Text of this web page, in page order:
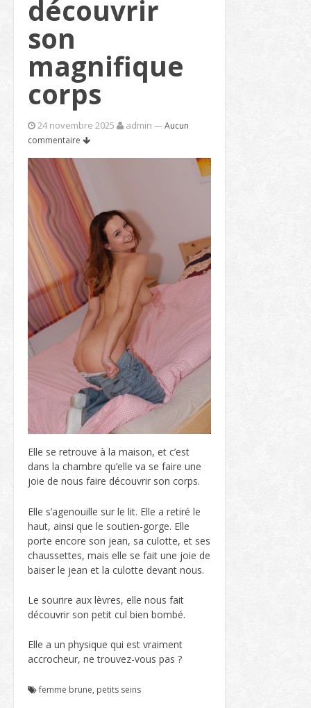
découvrir
son
magnifique
corps
24 novembre 2025 admin —Aucun
commentaire
Elle se retrouve à la maison, et c’est
dans la chambre qu’elle va se faire une
joie de nous faire découvrir son corps.
Elle s’agenouille sur le lit. Elle a retiré le
haut, ainsi que le soutien-gorge. Elle
porte encore son jean, sa culotte, et ses
chaussettes, mais elle se fait une joie de
baiser le jean et la culotte devant nous.
Le sourire aux lèvres, elle nous fait
découvrir son petit cul bien bombé.
Elle a un physique qui est vraiment
accrocheur, ne trouvez-vous pas ?
femme brune, petits seins